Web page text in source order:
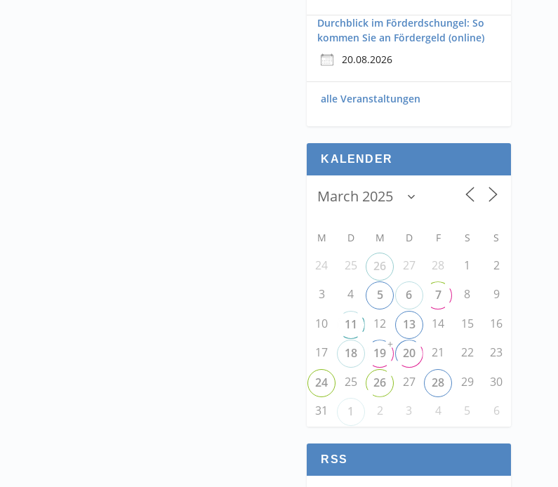
Durchblick im Förderdschungel: So
kommen Sie an Fördergeld (online)
20.08.2026
alle Veranstaltungen
KALENDER
M D M D F S S
24 25 26 27 28 1
2
3
4 5 6 7 8
9
10
11 12 13 14 15
16
17
18 19
+
20 21 22
23
24
25 26 27 28 29
30
31
1 2 3 4 5 6
RSS